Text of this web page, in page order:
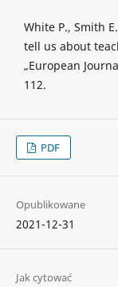
White P., Smith
tell us about
„European
112.
PDF
Opublikowane
2021-12-31
Jak cytować